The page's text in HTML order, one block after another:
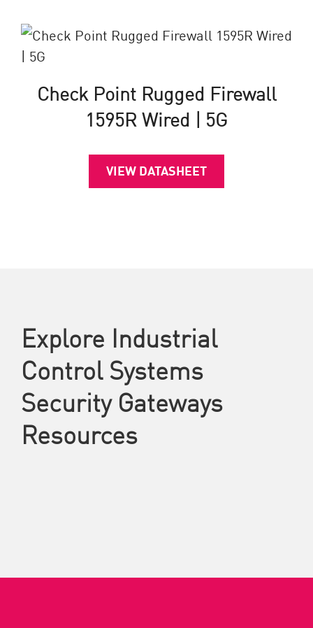
Check Point Rugged Firewall
1595R Wired | 5G
VIEW DATASHEET
Explore Industrial
Control Systems
Security Gateways
Resources